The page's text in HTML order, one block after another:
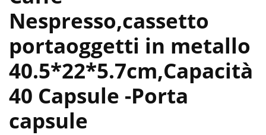
Nespresso,cassetto
portaoggetti in metallo
40.5*22*5.7cm,Capacità
40 Capsule -Porta
capsule